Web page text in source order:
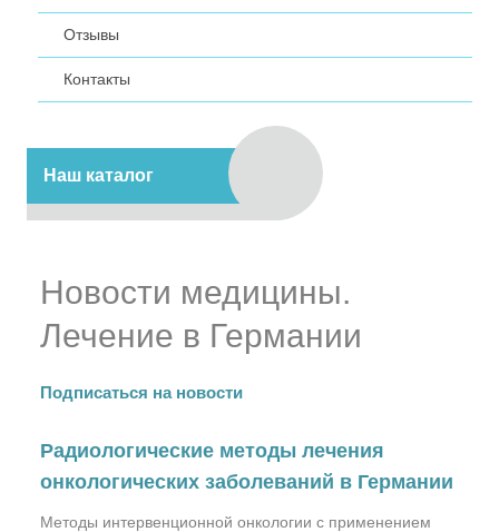
Отзывы
Контакты
Наш каталог
Новости медицины.
Лечение в Германии
Подписаться на новости
Радиологические методы лечения
онкологических заболеваний в Германии
Методы интервенционной онкологии с применением